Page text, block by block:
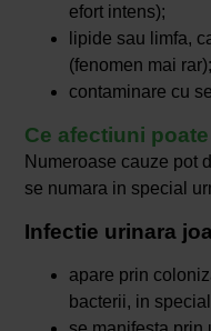
efort intens);
lipide sau limfa,
(fenomen mai rar);
contaminare cu
Ce afectiuni
Numeroase cauze pot
se numara in special
Infectie urinara
apare prin
bacterii, in